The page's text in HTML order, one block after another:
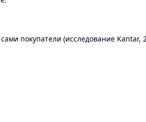
покупатели (исследование